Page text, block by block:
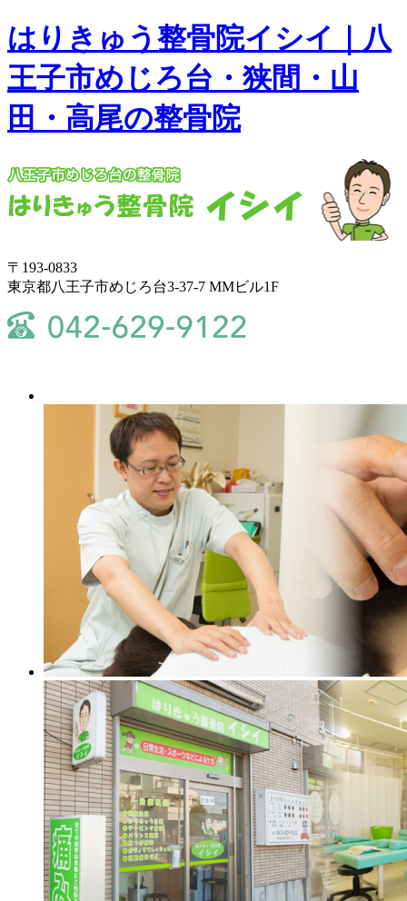
はりきゅう整骨院イシイ｜八
王子市めじろ台・狭間・山
田・高尾の整骨院
〒193-0833
東京都八王子市めじろ台3-37-7 MMビル1F